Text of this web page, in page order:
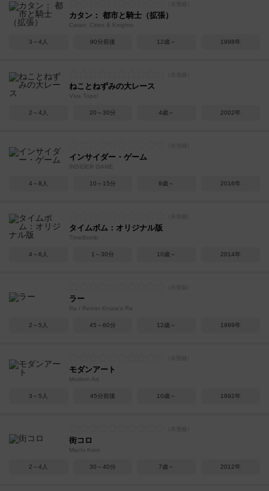
カタン： 都市と騎士（拡張）
Catan: Cities & Knights
3～4人 90分前後 12歳～ 1998年
ねことねずみの大レース
Viva Topo!
2～4人 20～30分 4歳～ 2002年
インサイダー・ゲーム
INSIDER GAME
4～8人 10～15分 9歳～ 2016年
タイムボム：オリジナル版
TimeBomb
4～6人 1～30分 10歳～ 2014年
ラー
Ra / Reiner Knizia's Ra
2～5人 45～60分 12歳～ 1999年
モダンアート
Modern Art
3～5人 45分前後 10歳～ 1992年
街コロ
Machi Koro
2～4人 30～40分 7歳～ 2012年